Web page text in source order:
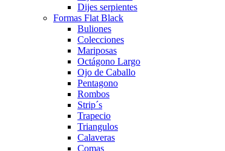
Dijes serpientes
Formas Flat Black
Buliones
Colecciones
Mariposas
Octágono Largo
Ojo de Caballo
Pentagono
Rombos
Strip´s
Trapecio
Triangulos
Calaveras
Comas